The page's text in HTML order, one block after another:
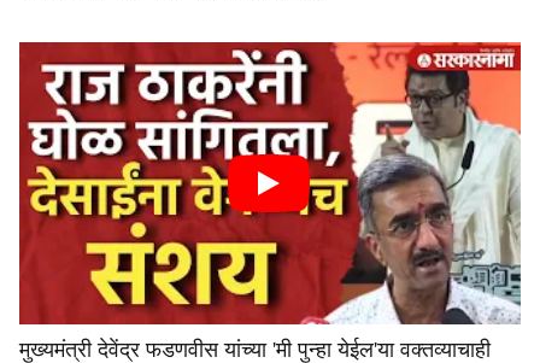
मुख्यमंत्री देवेंद्र फडणवीस यांच्या 'मी पुन्हा येईल'या वक्तव्याचाही